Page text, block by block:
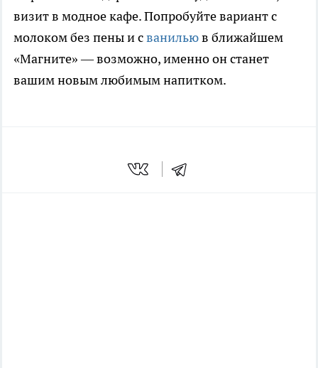
визит в модное кафе. Попробуйте вариант с
молоком без пены и сванильюв ближайшем
«Магните» — возможно, именно он станет
вашим новым любимым напитком.